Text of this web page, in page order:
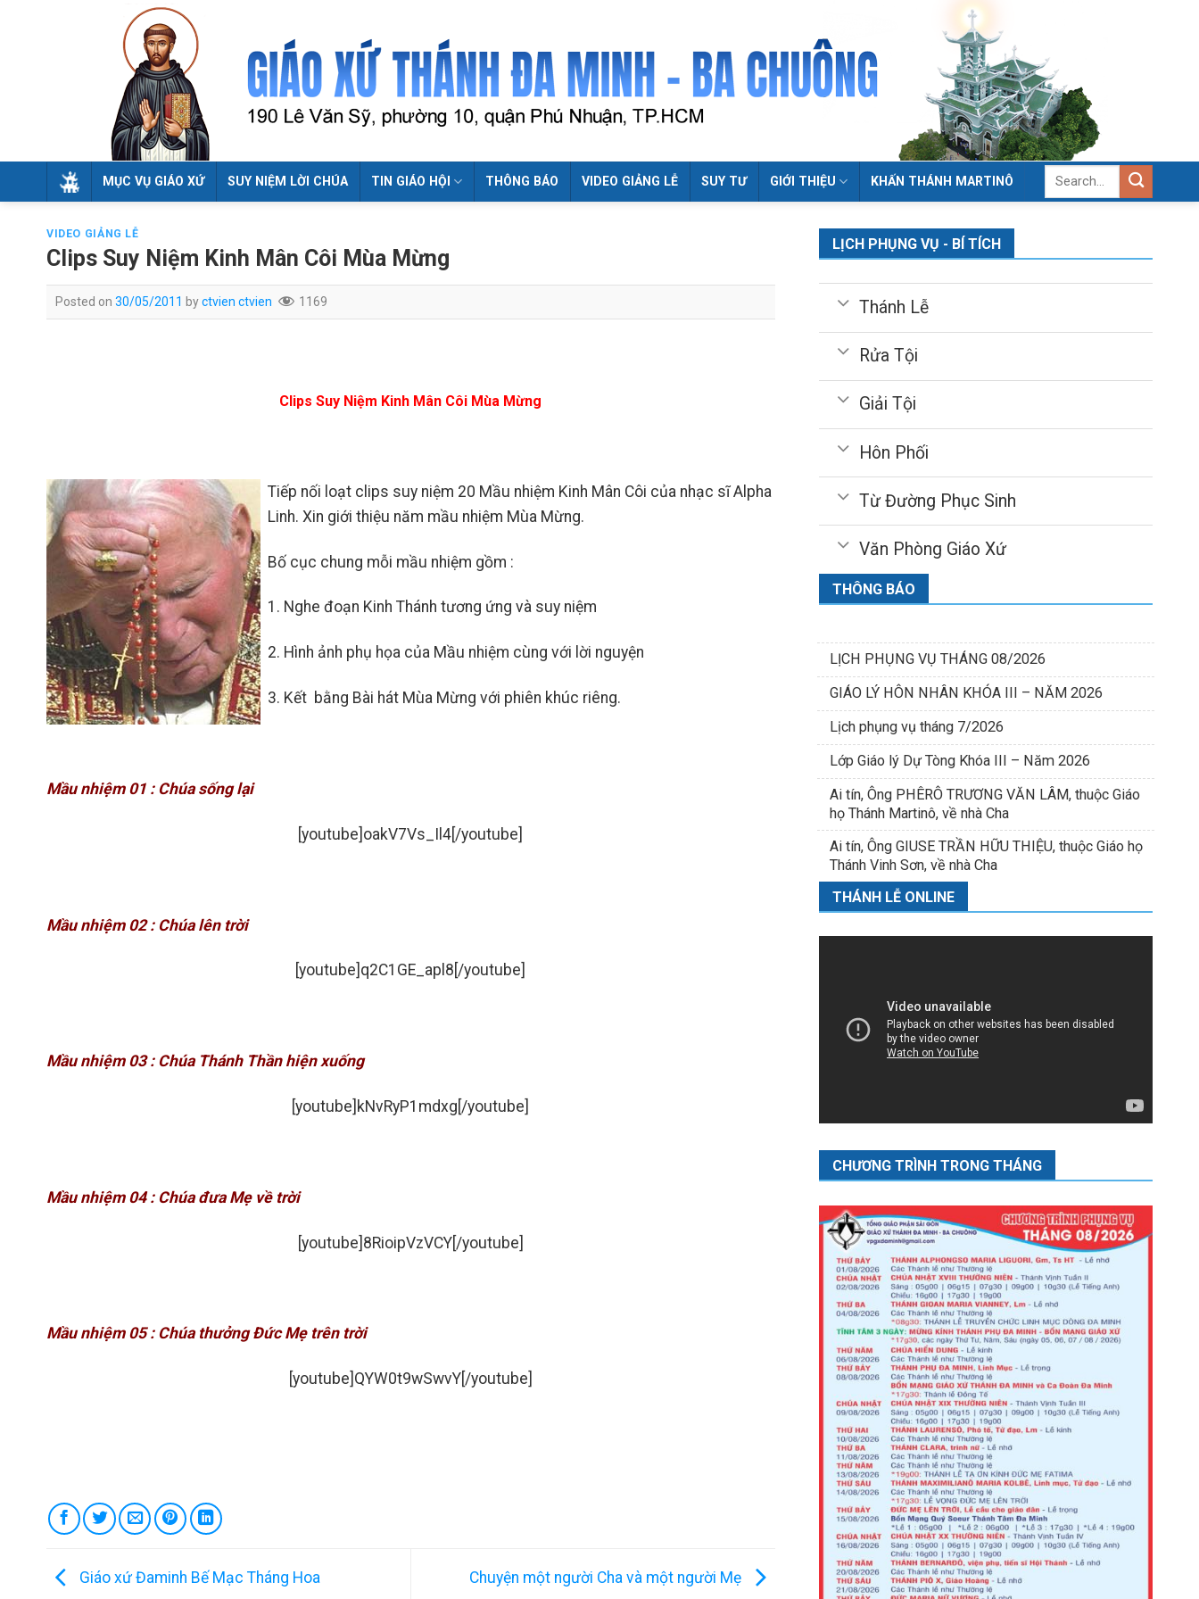
MỤC VỤ GIÁO XỨ SUY NIỆM LỜI CHÚA TIN GIÁO HỘI THÔNG BÁO VIDEO GIẢNG LỄ SUY TƯ GIỚI THIỆU KHẤN THÁNH MARTINÔ
VIDEO GIẢNG LỄ
Clips Suy Niệm Kinh Mân Côi Mùa Mừng
Posted on 30/05/2011 byctvien ctvien 1169
Clips Suy Niệm Kinh Mân Côi Mùa Mừng
Tiếp nối loạt clips suy niệm 20 Mầu nhiệm Kinh Mân Côi của nhạc sĩ Alpha
Linh. Xin giới thiệu năm mầu nhiệm Mùa Mừng.
Bố cục chung mỗi mầu nhiệm gồm :
1. Nghe đoạn Kinh Thánh tương ứng và suy niệm
2. Hình ảnh phụ họa của Mầu nhiệm cùng với lời nguyện
3. Kết bằng Bài hát Mùa Mừng với phiên khúc riêng.
Mầu nhiệm 01 : Chúa sống lại
[youtube]oakV7Vs_Il4[/youtube]
Mầu nhiệm 02 : Chúa lên trời
[youtube]q2C1GE_apl8[/youtube]
Mầu nhiệm 03 : Chúa Thánh Thần hiện xuống
[youtube]kNvRyP1mdxg[/youtube]
Mầu nhiệm 04 : Chúa đưa Mẹ về trời
[youtube]8RioipVzVCY[/youtube]
Mầu nhiệm 05 : Chúa thưởng Đức Mẹ trên trời
[youtube]QYW0t9wSwvY[/youtube]
Giáo xứ Đaminh Bế Mạc Tháng Hoa Chuyện một người Cha và một người Mẹ
LỊCH PHỤNG VỤ - BÍ TÍCH
Thánh Lễ
Rửa Tội
Giải Tội
Hôn Phối
Từ Đường Phục Sinh
Văn Phòng Giáo Xứ
THÔNG BÁO
LỊCH PHỤNG VỤ THÁNG 08/2026
GIÁO LÝ HÔN NHÂN KHÓA III – NĂM 2026
Lịch phụng vụ tháng 7/2026
Lớp Giáo lý Dự Tòng Khóa III – Năm 2026
Ai tín, Ông PHÊRÔ TRƯƠNG VĂN LÂM, thuộc Giáo
họ Thánh Martinô, về nhà Cha
Ai tín, Ông GIUSE TRẦN HỮU THIỆU, thuộc Giáo họ
Thánh Vinh Sơn, về nhà Cha
THÁNH LỄ ONLINE
CHƯƠNG TRÌNH TRONG THÁNG